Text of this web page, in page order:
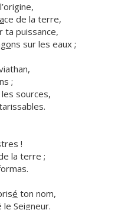
ace de la terre,
ta puissance,
ons sur les eaux ;
;
sources,
!
la terre ;
é ton nom,
le Seigneur.